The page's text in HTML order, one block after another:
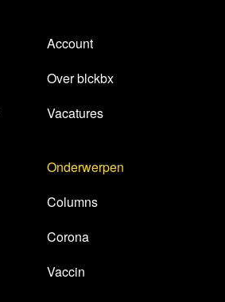
Account
Over blckbx
Vacatures
Onderwerpen
Columns
Corona
Vaccin